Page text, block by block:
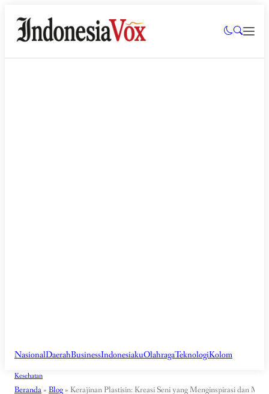
NasionalDaerahBusinessIndonesiakuOlahragaTeknologiKolom
Kesehatan
Beranda » Blog » Kerajinan Plastisin: Kreasi Seni yang Menginspirasi dan